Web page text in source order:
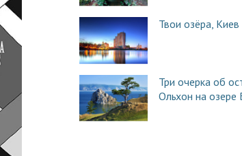
Твои озёра, Киев
Три очерка об
Ольхон на озере